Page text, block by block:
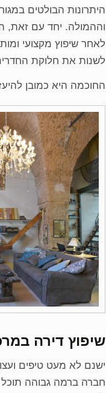
היתרונות הבולטים
וההמולה. יחד עם זאת,
לאחר שיפוץ מקצועי
לשנות את חלוקת
החוכמה היא כמובן
שיפוץ דירה
ישנם לא מעט טיפים
חברה ברמה גבוהה תוכל